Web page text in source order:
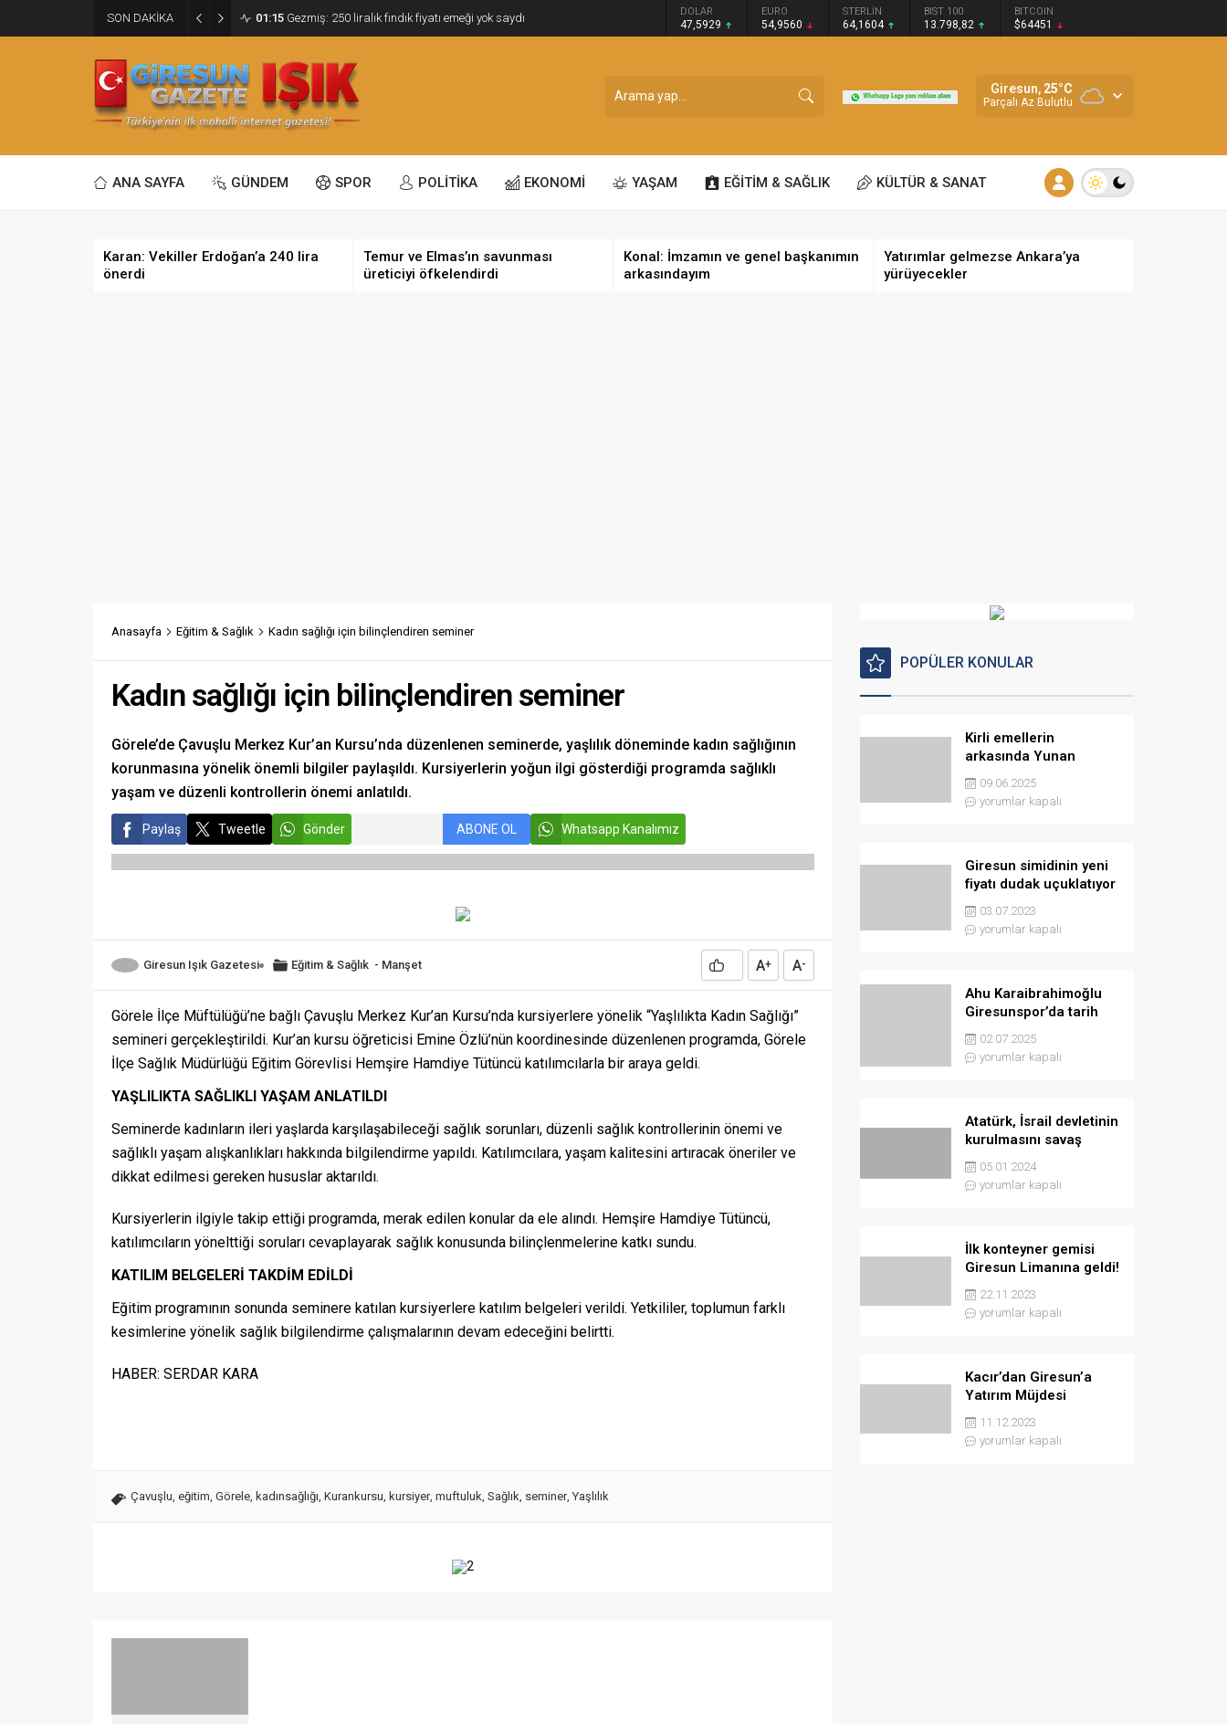
SON DAKİKA 01:15 Gezmiş: 250 liralık fındık fiyatı emeği yok saydı DOLAR
47,5929
EURO
54,9560
STERLİN
64,1604
BIST 100
13.798,82
BITCOIN
$64451
Giresun, 25°C
Parçalı Az Bulutlu
ANA SAYFA GÜNDEM SPOR POLİTİKA EKONOMİ YAŞAM EĞİTİM & SAĞLIK KÜLTÜR & SANAT
Karan: Vekiller Erdoğan’a 240 lira
önerdi
Temur ve Elmas’ın savunması
üreticiyi öfkelendirdi
Konal: İmzamın ve genel başkanımın
arkasındayım
Yatırımlar gelmezse Ankara’ya
yürüyecekler
Anasayfa Eğitim & Sağlık Kadın sağlığı için bilinçlendiren seminer
Kadın sağlığı için bilinçlendiren seminer
Görele’de Çavuşlu Merkez Kur’an Kursu’nda düzenlenen seminerde, yaşlılık döneminde kadın sağlığının
korunmasına yönelik önemli bilgiler paylaşıldı. Kursiyerlerin yoğun ilgi gösterdiği programda sağlıklı
yaşam ve düzenli kontrollerin önemi anlatıldı.
Paylaş Tweetle Gönder ABONE OL Whatsapp Kanalımız
Giresun Işık Gazetesi Eğitim & Sağlık - Manşet A+ A-
Görele İlçe Müftülüğü’ne bağlı Çavuşlu Merkez Kur’an Kursu’nda kursiyerlere yönelik “Yaşlılıkta Kadın Sağlığı”
semineri gerçekleştirildi. Kur’an kursu öğreticisi Emine Özlü’nün koordinesinde düzenlenen programda, Görele
İlçe Sağlık Müdürlüğü Eğitim Görevlisi Hemşire Hamdiye Tütüncü katılımcılarla bir araya geldi.
YAŞLILIKTA SAĞLIKLI YAŞAM ANLATILDI
Seminerde kadınların ileri yaşlarda karşılaşabileceği sağlık sorunları, düzenli sağlık kontrollerinin önemi ve
sağlıklı yaşam alışkanlıkları hakkında bilgilendirme yapıldı. Katılımcılara, yaşam kalitesini artıracak öneriler ve
dikkat edilmesi gereken hususlar aktarıldı.
Kursiyerlerin ilgiyle takip ettiği programda, merak edilen konular da ele alındı. Hemşire Hamdiye Tütüncü,
katılımcıların yönelttiği soruları cevaplayarak sağlık konusunda bilinçlenmelerine katkı sundu.
KATILIM BELGELERİ TAKDİM EDİLDİ
Eğitim programının sonunda seminere katılan kursiyerlere katılım belgeleri verildi. Yetkililer, toplumun farklı
kesimlerine yönelik sağlık bilgilendirme çalışmalarının devam edeceğini belirtti.
HABER: SERDAR KARA
Çavuşlu, eğitim, Görele, kadınsağlığı, Kurankursu, kursiyer, muftuluk, Sağlık, seminer, Yaşlılık
2
POPÜLER KONULAR
Kirli emellerin
arkasında Yunan
istihbaratı var
09.06.2025
yorumlar kapalı
Giresun simidinin yeni
fiyatı dudak uçuklatıyor
03.07.2023
yorumlar kapalı
Ahu Karaibrahimoğlu
Giresunspor’da tarih
yazmaya hazırlanıyor
02.07.2025
yorumlar kapalı
Atatürk, İsrail devletinin
kurulmasını savaş
sebebi olarak ilân
etmişti
05.01.2024
yorumlar kapalı
İlk konteyner gemisi
Giresun Limanına geldi!
22.11.2023
yorumlar kapalı
Kacır’dan Giresun’a
Yatırım Müjdesi
11.12.2023
yorumlar kapalı